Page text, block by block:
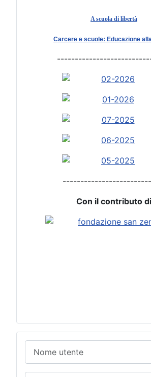
A scuola di libertà
Carcere e scuole: Educazione
Con il contributo di